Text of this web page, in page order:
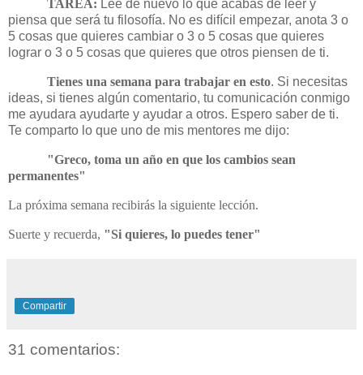
TAREA: Lee de nuevo lo que acabas de leer y
piensa que será tu filosofía. No es difícil empezar, anota 3 o
5 cosas que quieres cambiar o 3 o 5 cosas que quieres
lograr o 3 o 5 cosas que quieres que otros piensen de ti.
Tienes una semana para trabajar en esto. Si necesitas
ideas, si tienes algún comentario, tu comunicación conmigo
me ayudara ayudarte y ayudar a otros. Espero saber de ti.
Te comparto lo que uno de mis mentores me dijo:
"Greco, toma un año en que los cambios sean
permanentes"
La próxima semana recibirás la siguiente lección.
Suerte y recuerda, "Si quieres, lo puedes tener"
Compartir
31 comentarios: